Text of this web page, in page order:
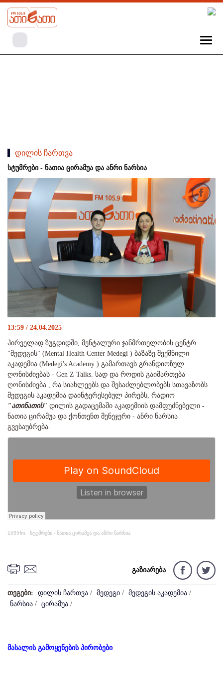
დილის ჩართვა
სტუმრები - ნათია ცირამუა და ანრი ნარსია
13:59 / 24.04.2025
პირველად ზუგდიდში, მენტალური ჯანმრთელობის ცენტრ
"მედეგის" (Mental Health Center Medegi ) ბაზაზე შექმნილი
აკადემია (Medegi's Academy ) გამართავს გრანდიოზულ
ღონისძიებას - Gen Z Talks. სად და როდის გაიმართება
ღონისძიება , რა სიახლეებს და შესაძლებლობებს სთავაზობს
მედეგის აკადემია დაინტერესებულ პირებს, რადიო
"ათინათის" დილის გადაცემაში აკადემიის დამფუძნებელი -
ნათია ცირამუა და ქონთენთ მენეჯერი - ანრი ნარსია
გვესაუბრება.
1059fm · სტუმრები - ნათია ცირამუა და ანრი ნარსია
გაზიარება
თეგები: დილის ჩართვა / მედეგი / მედეგის აკადემია /
ნარსია / ცირამუა /
მასალის გამოყენების პირობები